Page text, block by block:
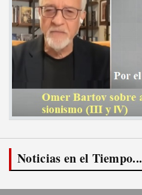
Noticias en el Tiempo...